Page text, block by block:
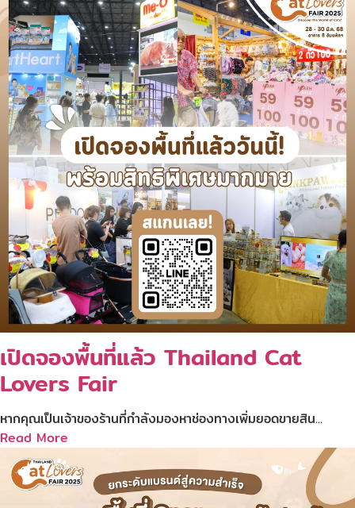
เปิดจองพื้นที่แล้ว Thailand Cat
Lovers Fair
หากคุณเป็นเจ้าของร้านที่กำลังมองหาช่องทางเพิ่มยอดขายสิน...
Read More